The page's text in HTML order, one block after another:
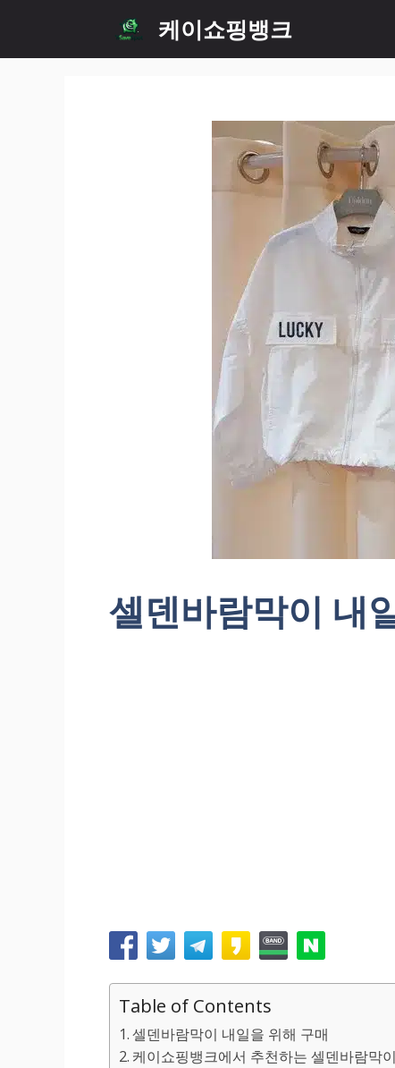
content
케이쇼핑뱅크
셀덴바람막이 내
Table of Contents
셀덴바람막이 내일을 위해 구매
케이쇼핑뱅크에서 추천하는 셀덴바람막